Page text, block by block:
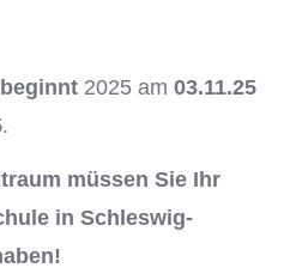
2025 am03.11.25
.
müssen Sie Ihr
in Schleswig-